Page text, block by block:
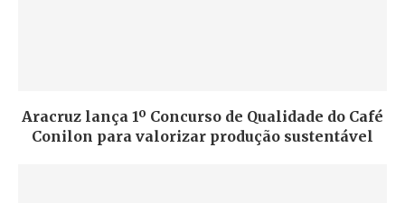
Aracruz lança 1º Concurso de Qualidade do Café
Conilon para valorizar produção sustentável